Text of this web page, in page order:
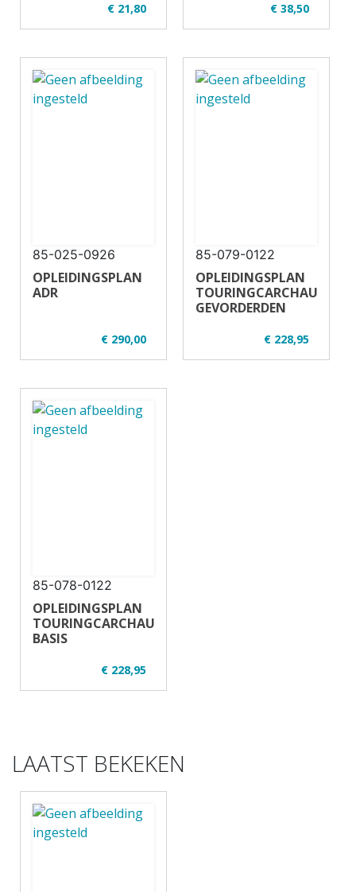
€ 21,80
✔ Uitgever: Verjo
✔ U01-2 ADR
✔ Full colour
✔ Paperback
€ 38,50
✔ Uitgever: Verjo
✔ U01-2 ADR
✔ Full colour
✔ Paperback
85-025-0926
OPLEIDINGSPLAN
ADR
€ 290,00
✔ U01-2
opgeknipt
✔ 7-14 uur
✔ 20 deelnemers
✔ Vrachtauto
85-079-0122
OPLEIDINGSPLAN
TOURINGCARCHAUFFEUR
GEVORDERDEN
€ 228,95
✔ U33-2
85-078-0122
OPLEIDINGSPLAN
TOURINGCARCHAUFFEUR
BASIS
€ 228,95
✔ U32-2
✔ Theorie en
LAATST BEKEKEN